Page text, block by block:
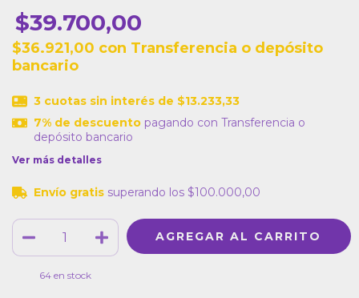
$39.700,00
$36.921,00 con Transferencia o depósito
bancario
3 cuotas sin interés de $13.233,33
7% de descuentopagando con Transferencia o
depósito bancario
Ver más detalles
Envío gratis superando los $100.000,00
64en stock